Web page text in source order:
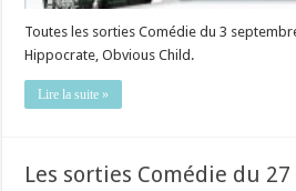
Toutes les sorties Comédie du 3
Hippocrate, Obvious Child.
Lire la suite »
Les sorties Comédie du